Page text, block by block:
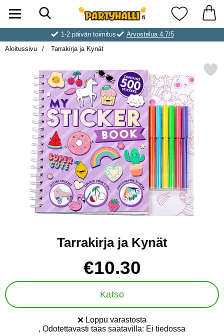
Ostoskori laajennettu Partyhallen AB
Suosikkini
1-2 päivän toimitus
Arvostelua 4.7/5
Aloitussivu
Tarrakirja ja Kynät
Merkitse tarrakirja ja
Tarrakirja ja Kynät
hinta
€10.30
Katso
Saatavuus:
Loppu varastosta
, Odotettavasti taas saatavilla: Ei tiedossa